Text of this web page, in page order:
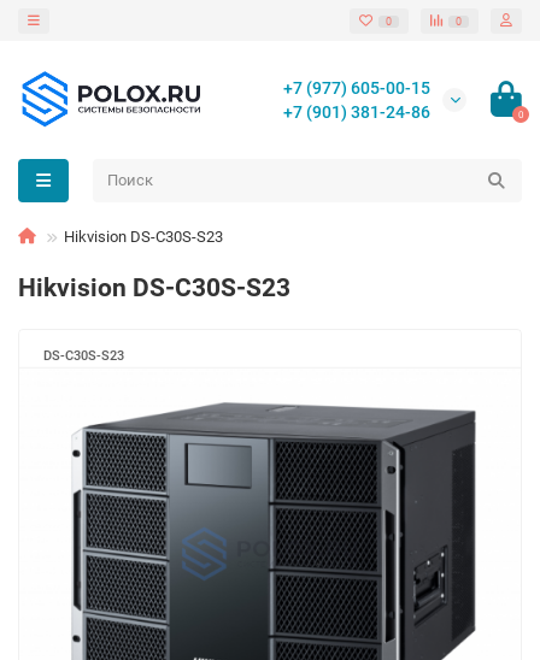
0 0
+7 (977) 605-00-15
+7 (901) 381-24-86
0
Hikvision DS-C30S-S23
Hikvision DS-C30S-S23
DS-C30S-S23